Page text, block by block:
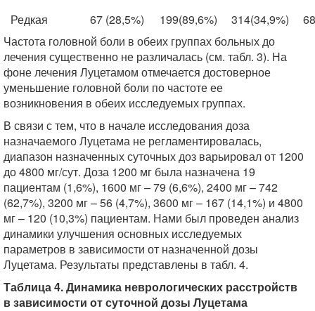
Редкая 67 (28,5%) 199(89,6%) 314(34,9%)
Частота головной боли в обеих группах больных до
лечения существенно не различалась (см. табл. 3). На
фоне лечения Луцетамом отмечается достоверное
уменьшение головной боли по частоте ее
возникновения в обеих исследуемых группах.
В связи с тем, что в начале исследования доза
назначаемого Луцетама не регламентировалась,
диапазон назначенных суточных доз варьировал от 1200
до 4800 мг/сут. Доза 1200 мг была назначена 19
пациентам (1,6%), 1600 мг – 79 (6,6%), 2400 мг – 742
(62,7%), 3200 мг – 56 (4,7%), 3600 мг – 167 (14,1%) и 4800
мг – 120 (10,3%) пациентам. Нами был проведен анализ
динамики улучшения основных исследуемых
параметров в зависимости от назначенной дозы
Луцетама. Результаты представлены в табл. 4.
Таблица 4. Динамика неврологических расстройств
в зависимости от суточной дозы Луцетама